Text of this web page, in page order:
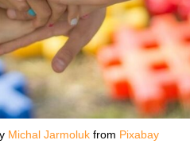
Michal Jarmoluk from Pixabay